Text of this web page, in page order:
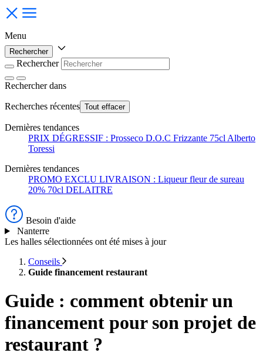
Menu
Rechercher
Rechercher
Rechercher dans
Recherches récentes Tout effacer
Dernières tendances
PRIX DÉGRESSIF : Prosseco D.O.C Frizzante 75cl Alberto
Toressi
Dernières tendances
PROMO EXCLU LIVRAISON : Liqueur fleur de sureau
20% 70cl DELAITRE
Besoin d'aide
Nanterre
Les halles sélectionnées ont été mises à jour
Conseils
Guide financement restaurant
Guide : comment obtenir un
financement pour son projet de
restaurant ?